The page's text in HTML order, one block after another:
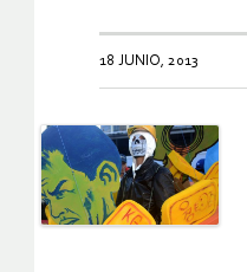
18 JUNIO, 2013